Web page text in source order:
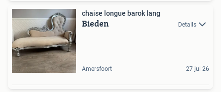
chaise longue barok lang
Bieden Details
Amersfoort 27 jul 26